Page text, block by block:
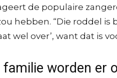
de populaire
hebben. “Die roddel is
wel over’, want dat is
familie worden er